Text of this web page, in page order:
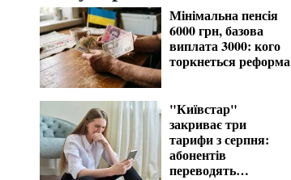
Мінімальна пенсія
6000 грн, базова
виплата 3000: кого
торкнеться реформа
"Київстар"
закриває три
тарифи з серпня:
абонентів
переводять